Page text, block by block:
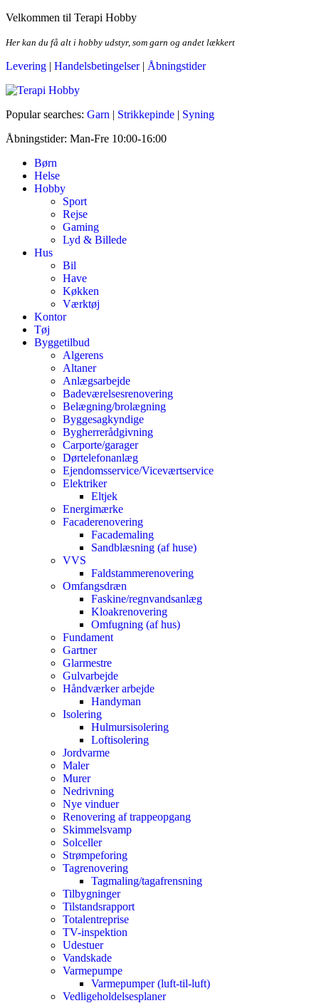
Skip
the
Velkommen til Terapi Hobby
Her kan du få alt i hobby udstyr, som garn og andet lækkert
Levering | Handelsbetingelser| Åbningstider
Terapi Hobby
Popular searches: Garn | Strikkepinde | Syning
Åbningstider: Man-Fre 10:00-16:00
Børn
Helse
Hobby
Sport
Rejse
Gaming
Lyd & Billede
Hus
Bil
Have
Køkken
Værktøj
Kontor
Tøj
Byggetilbud
Algerens
Altaner
Anlægsarbejde
Badeværelsesrenovering
Belægning/brolægning
Byggesagkyndige
Bygherrerådgivning
Carporte/garager
Dørtelefonanlæg
Ejendomsservice/Viceværtservice
Elektriker
Eltjek
Energimærke
Facaderenovering
Facademaling
Sandblæsning (af huse)
VVS
Faldstammerenovering
Omfangsdræn
Faskine/regnvandsanlæg
Kloakrenovering
Omfugning (af hus)
Fundament
Gartner
Glarmestre
Gulvarbejde
Håndværker arbejde
Handyman
Isolering
Hulmursisolering
Loftisolering
Jordvarme
Maler
Murer
Nedrivning
Nye vinduer
Renovering af trappeopgang
Skimmelsvamp
Solceller
Strømpeforing
Tagrenovering
Tagmaling/tagafrensning
Tilbygninger
Tilstandsrapport
Totalentreprise
TV-inspektion
Udestuer
Vandskade
Varmepumpe
Varmepumper (luft-til-luft)
Vedligeholdelsesplaner